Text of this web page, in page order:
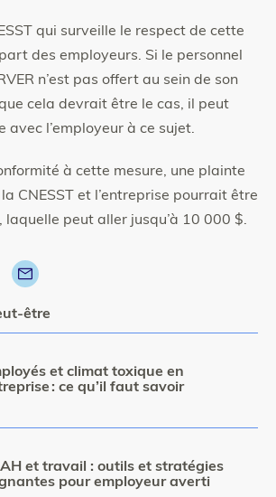
qui surveille le respect de cette
des employeurs. Si le personnel
n’est pas offert au sein de son
cela devrait être le cas, il peut
avec l’employeur à ce sujet.
à cette mesure, une plainte
CNESST et l’entreprise pourrait être
laquelle peut aller jusqu’à 10 000 $.
être
et climat toxique en
: ce qu’il faut savoir
et travail : outils et stratégies
pour employeur averti